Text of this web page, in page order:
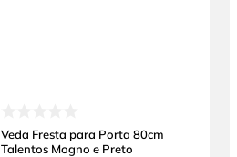
Veda Fresta para Porta 80cm
Talentos Mogno e Preto